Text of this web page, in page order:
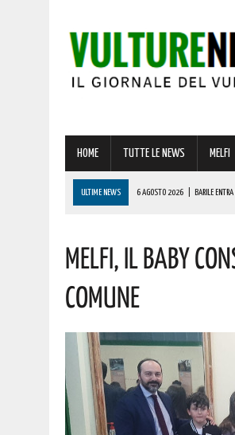
HOME TUTTE LE NEWS MELFI
ULTIME NEWS 6 AGOSTO 2026 BARILE
6 AGOSTO 2026 | BONUS ASSUNZIONE PER MADRI
7 AGOSTO 2026 |
Melfi, Il Baby
Comune